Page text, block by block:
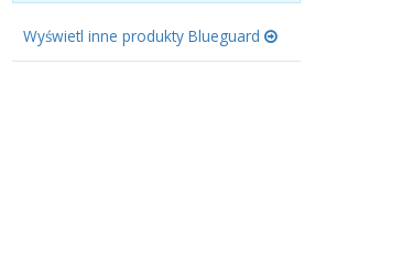
Wyświetl inne produkty Blueguard